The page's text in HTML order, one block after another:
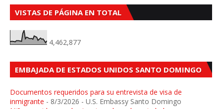
VISTAS DE PÁGINA EN TOTAL
4,462,877
EMBAJADA DE ESTADOS UNIDOS SANTO DOMINGO
Documentos requeridos para su entrevista de visa de
inmigrante - 8/3/2026 - U.S. Embassy Santo Domingo